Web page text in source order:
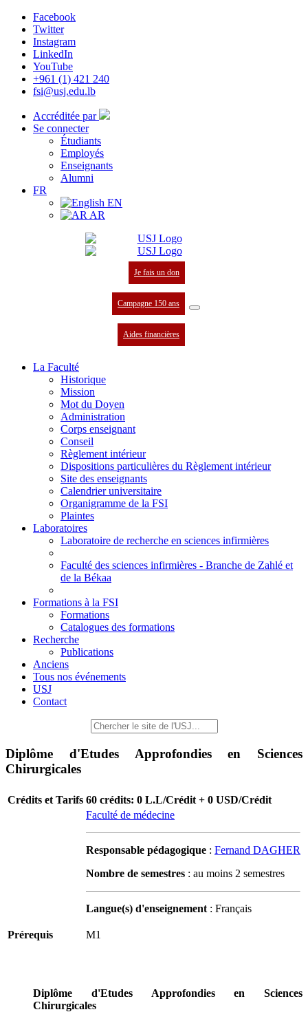
Facebook
Twitter
Instagram
LinkedIn
YouTube
+961 (1) 421 240
fsi@usj.edu.lb
Accréditée par
Se connecter
Étudiants
Employés
Enseignants
Alumni
FR
EN
AR
Je fais un don
Campagne 150 ans
Aides financières
La Faculté
Historique
Mission
Mot du Doyen
Administration
Corps enseignant
Conseil
Règlement intérieur
Dispositions particulières du Règlement intérieur
Site des enseignants
Calendrier universitaire
Organigramme de la FSI
Plaintes
Laboratoires
Laboratoire de recherche en sciences infirmières
Faculté des sciences infirmières - Branche de Zahlé et
de la Békaa
Formations à la FSI
Formations
Catalogues des formations
Recherche
Publications
Anciens
Tous nos événements
USJ
Contact
Diplôme d'Etudes Approfondies en Sciences
Chirurgicales
Crédits et Tarifs 60 crédits: 0 L.L/Crédit + 0 USD/Crédit
Faculté de médecine
Responsable pédagogique : Fernand DAGHER
Nombre de semestres : au moins 2 semestres
Langue(s) d'enseignement: Français
Prérequis M1
Diplôme d'Etudes Approfondies en Sciences
Chirurgicales